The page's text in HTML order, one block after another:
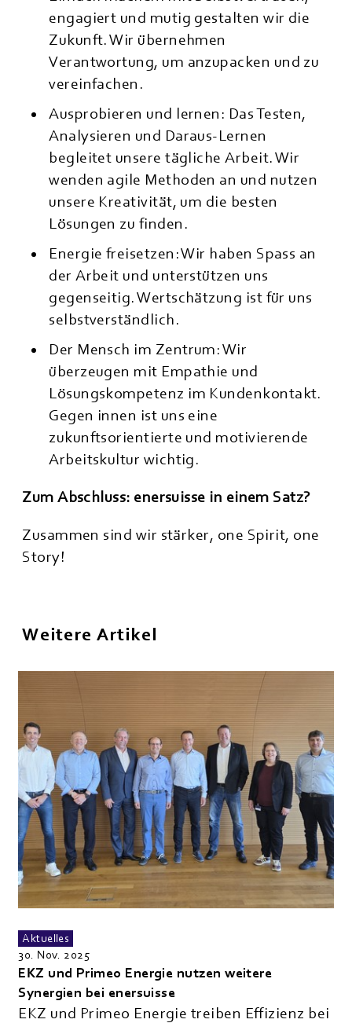
engagiert und mutig gestalten wir die
Zukunft. Wir übernehmen
Verantwortung, um anzupacken und zu
vereinfachen.
Ausprobieren und lernen: Das Testen,
Analysieren und Daraus-Lernen
begleitet unsere tägliche Arbeit. Wir
wenden agile Methoden an und nutzen
unsere Kreativität, um die besten
Lösungen zu finden.
Energie freisetzen: Wir haben Spass an
der Arbeit und unterstützen uns
gegenseitig. Wertschätzung ist für uns
selbstverständlich.
Der Mensch im Zentrum: Wir
überzeugen mit Empathie und
Lösungskompetenz im Kundenkontakt.
Gegen innen ist uns eine
zukunftsorientierte und motivierende
Arbeitskultur wichtig.
Zum Abschluss: enersuisse in einem Satz?
Zusammen sind wir stärker, one Spirit, one
Story!
Weitere Artikel
Aktuelles
30. Nov. 2025
EKZ und Primeo Energie nutzen weitere
Synergien bei enersuisse
EKZ und Primeo Energie treiben Effizienz bei